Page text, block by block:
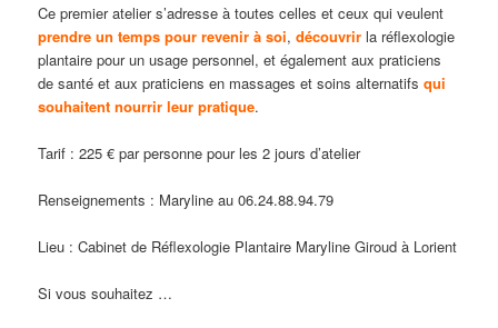
Ce premier atelier s’adresse à toutes celles et ceux qui veulent
prendre un temps pour revenir à soi,découvrir la réflexologie
plantaire pour un usage personnel, et également aux praticiens
de santé et aux praticiens en massages et soins alternatifsqui
souhaitent nourrir leur pratique.
Tarif : 225 € par personne pour les 2 jours d’atelier
Renseignements : Maryline au 06.24.88.94.79
Lieu : Cabinet de Réflexologie Plantaire Maryline Giroud à Lorient
Si vous souhaitez …